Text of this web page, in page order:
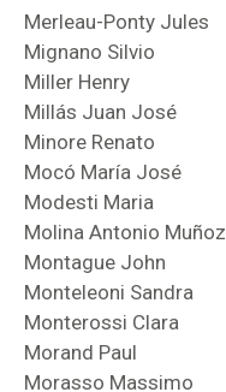
Merleau-Ponty Jules
Mignano Silvio
Miller Henry
Millás Juan José
Minore Renato
Mocó María José
Modesti Maria
Molina Antonio Muñoz
Montague John
Monteleoni Sandra
Monterossi Clara
Morand Paul
Morasso Massimo